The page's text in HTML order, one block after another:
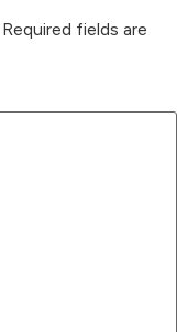
Required fields are